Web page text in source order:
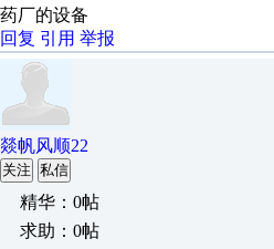
药厂的设备
回复 引用 举报
燚帆风顺22
关注 私信
精华：0帖
求助：0帖